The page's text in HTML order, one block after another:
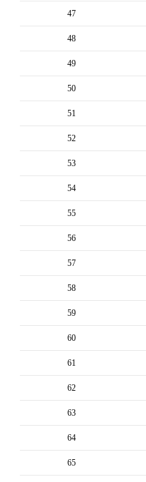
47
48
49
50
51
52
53
54
55
56
57
58
59
60
61
62
63
64
65